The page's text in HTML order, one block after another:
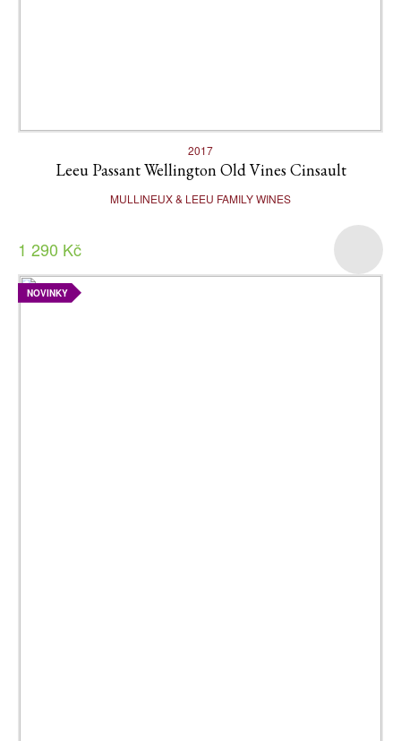
2017
Leeu Passant Wellington Old Vines Cinsault
MULLINEUX & LEEU FAMILY WINES
1 290 Kč
NOVINKY